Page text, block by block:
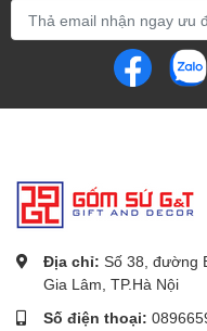
Địa chỉ: Số 38, đường
Gia Lâm, TP.Hà Nội
Số điện thoại: